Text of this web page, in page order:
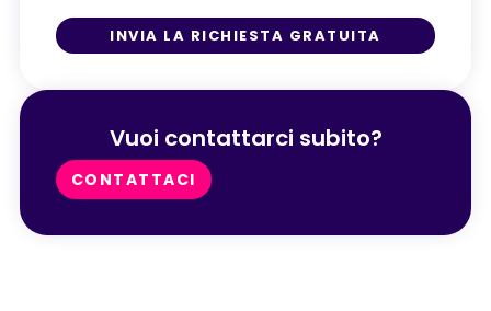
INVIA LA RICHIESTA GRATUITA
Vuoi contattarci subito?
CONTATTACI